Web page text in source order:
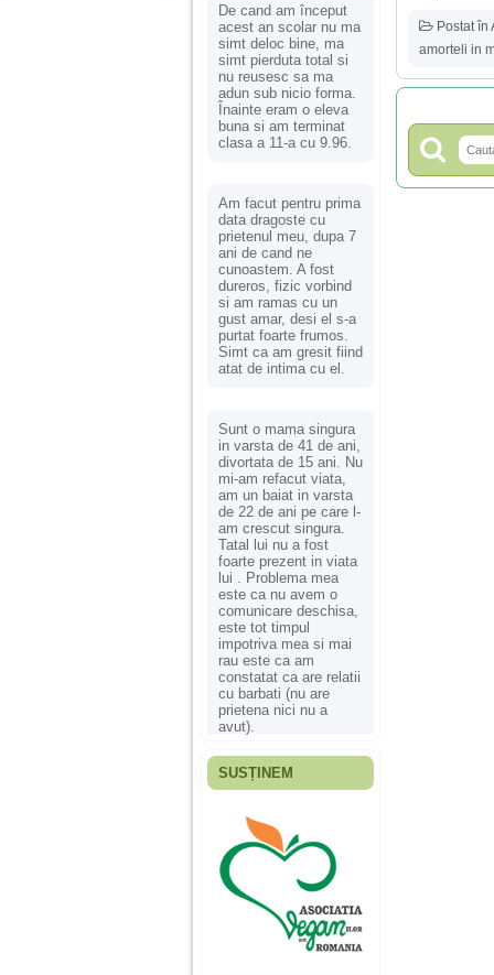
De cand am început
acest an scolar nu ma
simt deloc bine, ma
simt pierduta total si
nu reusesc sa ma
adun sub nicio forma.
Înainte eram o eleva
buna si am terminat
clasa a 11-a cu 9.96.
Am facut pentru prima
data dragoste cu
prietenul meu, dupa 7
ani de cand ne
cunoastem. A fost
dureros, fizic vorbind
si am ramas cu un
gust amar, desi el s-a
purtat foarte frumos.
Simt ca am gresit fiind
atat de intima cu el.
Sunt o mama singura
in varsta de 41 de ani,
divortata de 15 ani. Nu
mi-am refacut viata,
am un baiat in varsta
de 22 de ani pe care l-
am crescut singura.
Tatal lui nu a fost
foarte prezent in viata
lui . Problema mea
este ca nu avem o
comunicare deschisa,
este tot timpul
impotriva mea si mai
rau este ca am
constatat ca are relatii
cu barbati (nu are
prietena nici nu a
avut).
Fiica mea s-a nascut
ani, privind in urma
realizez cat de multe
greseli am facut in
educatia si cresterea
ei, am fost o mama
egoista, preocupata
de implinirea
profesionala, cand ea
era mica am neglijat-
SUSȚINEM
Postat în
amorteli in